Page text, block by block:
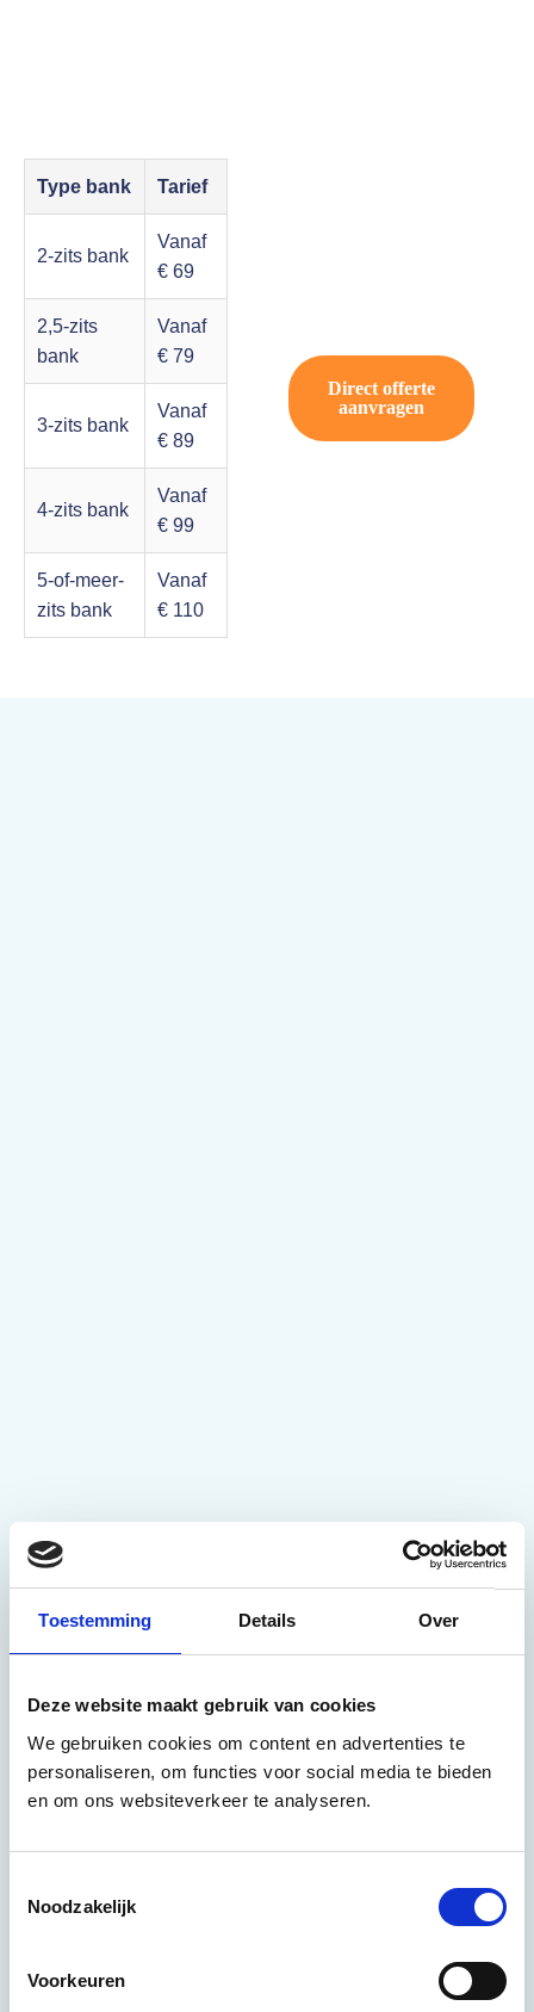
Toestemming Details Over
Deze website maakt gebruik van cookies
We gebruiken cookies om content en advertenties te
personaliseren, om functies voor social media te bieden
en om ons websiteverkeer te analyseren.
Noodzakelijk
Voorkeuren
Type bank Tarief
2-zits bank
Vanaf
€ 69
2,5-zits
bank
Vanaf
€ 79
3-zits bank
Vanaf
€ 89
4-zits bank
Vanaf
€ 99
5-of-meer-
zits bank
Vanaf
€ 110
Direct offerte
aanvragen